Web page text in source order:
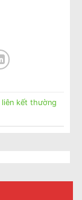
liên kết thường